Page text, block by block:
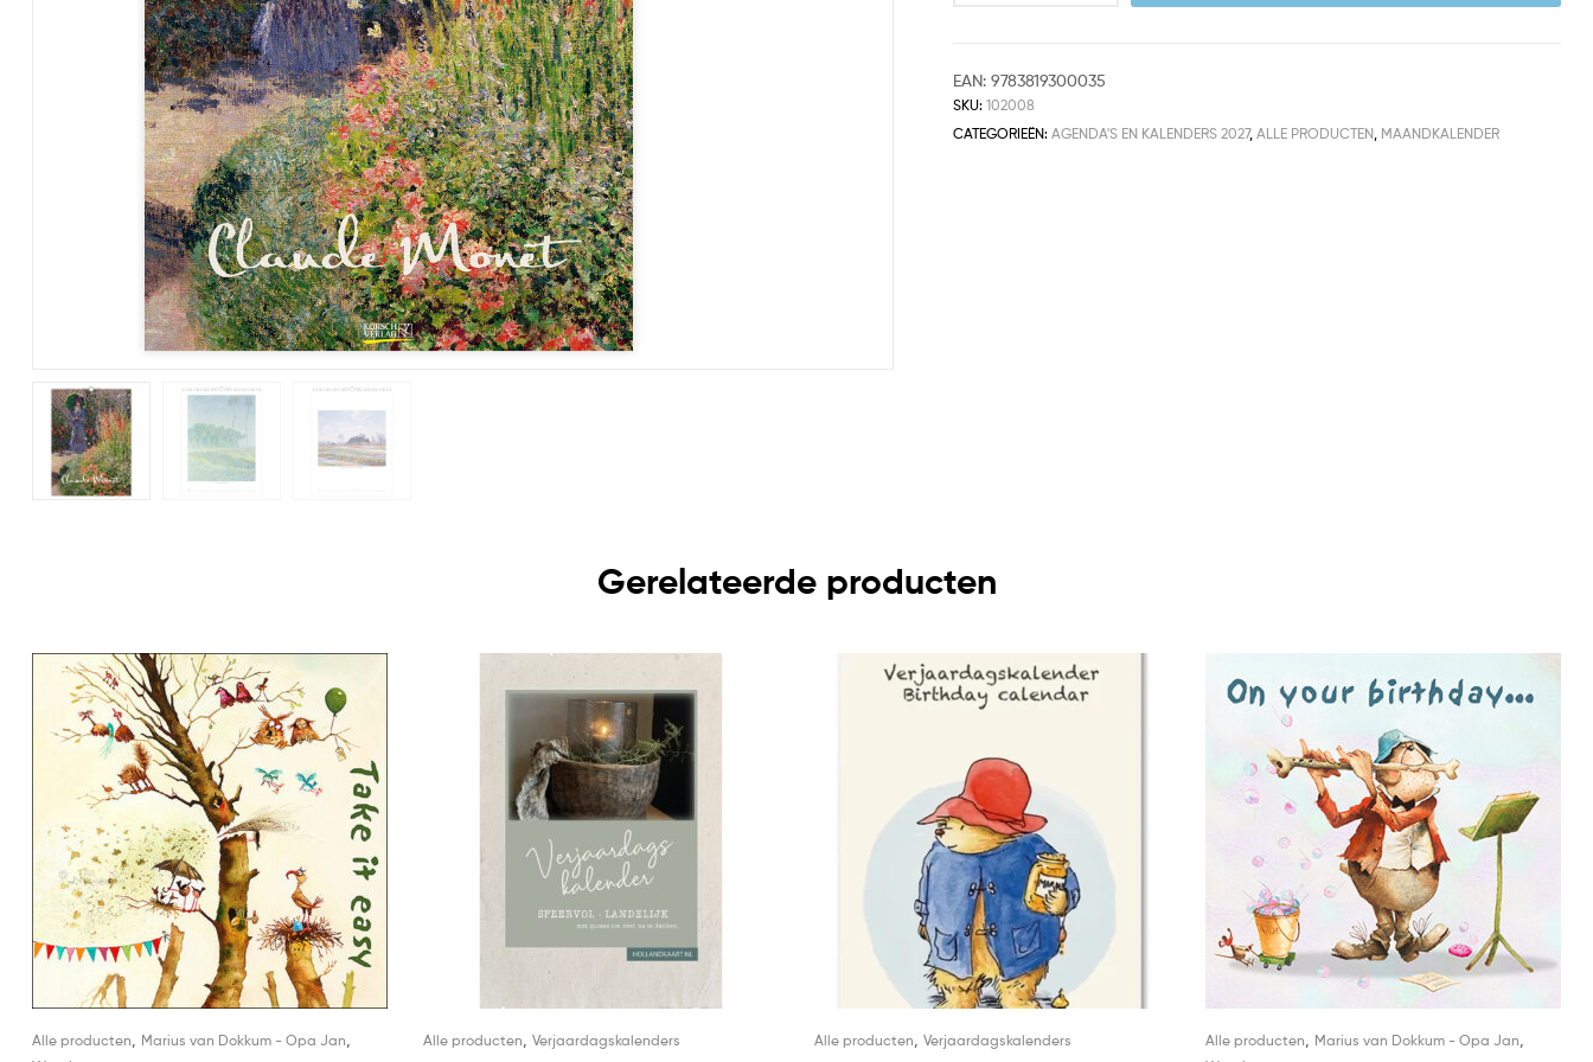
EAN:9783819300035
SKU:102008
CATEGORIEËN:AGENDA'S EN KALENDERS 2027,ALLE PRODUCTEN MAANDKALENDER
Gerelateerde producten
Alle producten, Marius van Dokkum - Opa Jan, Alle producten, Verjaardagskalenders Alle producten, Verjaardagskalenders Alle producten, Marius van Dokkum - Opa Jan,